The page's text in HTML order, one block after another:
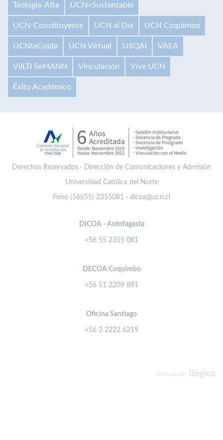
Teología-Afta UCN+Sustentable
UCN-Constituyente UCN al Día UCN Coquimbo
UCNteCuida UCN Virtual USQAI VAEA
VilLTI SeMANN Vinculación Vive UCN
Éxito Académico
Derechos Reservados · Dirección de Comunicaciones y Admisión
Universidad Católica del Norte
Fono (56)(55) 2355081 · dicoa@ucn.cl
DICOA - Antofagasta
+56 55 2355 081
DECOA Coquimbo
+56 51 2209 891
Oficina Santiago
+56 2 2222 6219